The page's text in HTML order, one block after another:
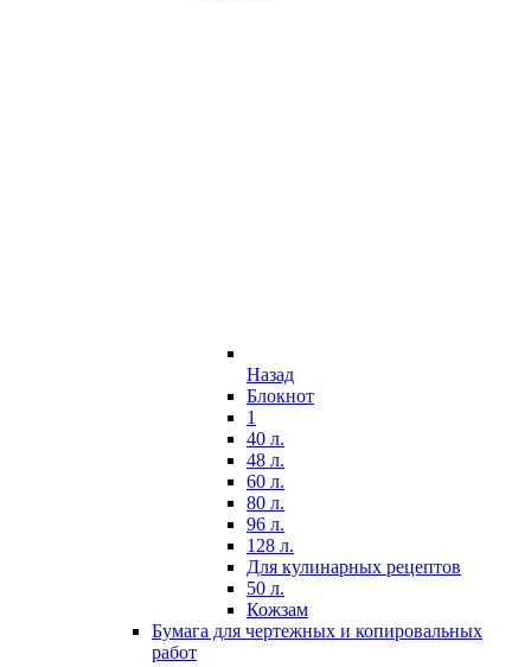
Назад
Блокнот
1
40 л.
48 л.
60 л.
80 л.
96 л.
128 л.
Для кулинарных рецептов
50 л.
Кожзам
Бумага для чертежных и копировальных
работ